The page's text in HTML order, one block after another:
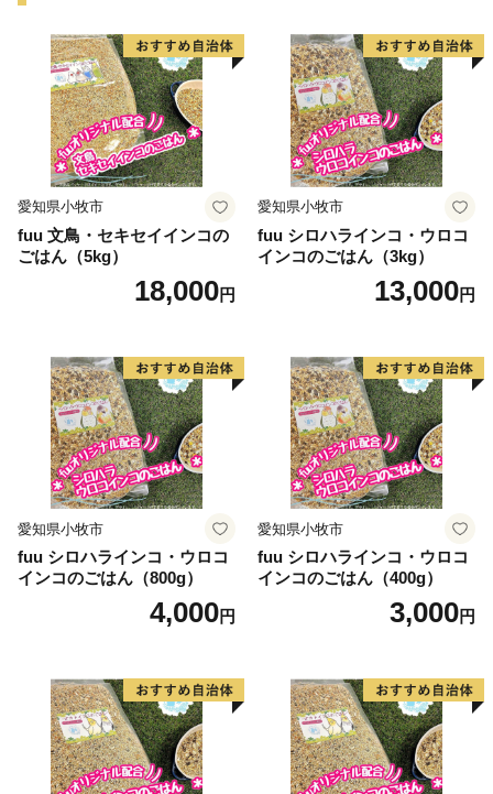
愛知県小牧市
fuu 文鳥・セキセイインコの
ごはん（5kg）
18,000円
愛知県小牧市
fuu シロハラインコ・ウロコ
インコのごはん（3kg）
13,000円
愛知県小牧市
fuu シロハラインコ・ウロコ
インコのごはん（800g）
4,000円
愛知県小牧市
fuu シロハラインコ・ウロコ
インコのごはん（400g）
3,000円